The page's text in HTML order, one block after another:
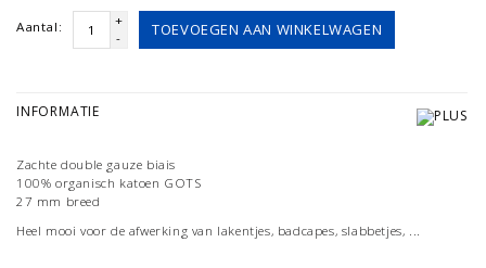
Aantal:
+
-
TOEVOEGEN AAN WINKELWAGEN
INFORMATIE
Zachte double gauze biais
100% organisch katoen GOTS
27 mm breed
Heel mooi voor de afwerking van lakentjes, badcapes, slabbetjes, ...